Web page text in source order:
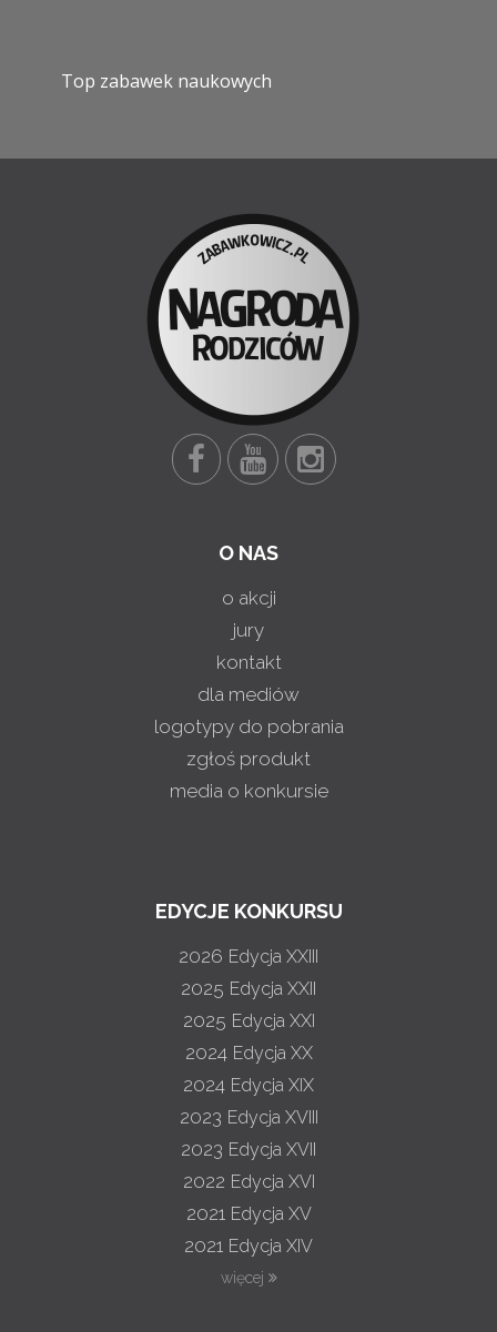
Top zabawek naukowych
O NAS
o akcji
jury
kontakt
dla mediów
logotypy do pobrania
zgłoś produkt
media o konkursie
EDYCJE KONKURSU
2026 Edycja XXIII
2025 Edycja XXII
2025 Edycja XXI
2024 Edycja XX
2024 Edycja XIX
2023 Edycja XVIII
2023 Edycja XVII
2022 Edycja XVI
2021 Edycja XV
2021 Edycja XIV
więcej